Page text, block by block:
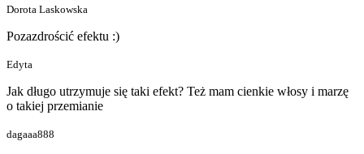
Dorota Laskowska
Pozazdrościć efektu :)
Edyta
Jak długo utrzymuje się taki efekt? Też mam cienkie włosy i marzę
o takiej przemianie
dagaaa888